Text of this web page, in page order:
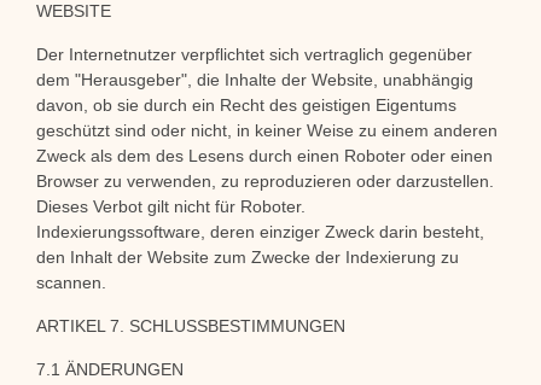
WEBSITE
Der Internetnutzer verpflichtet sich vertraglich gegenüber
dem "Herausgeber", die Inhalte der Website, unabhängig
davon, ob sie durch ein Recht des geistigen Eigentums
geschützt sind oder nicht, in keiner Weise zu einem anderen
Zweck als dem des Lesens durch einen Roboter oder einen
Browser zu verwenden, zu reproduzieren oder darzustellen.
Dieses Verbot gilt nicht für Roboter.
Indexierungssoftware, deren einziger Zweck darin besteht,
den Inhalt der Website zum Zwecke der Indexierung zu
scannen.
ARTIKEL 7. SCHLUSSBESTIMMUNGEN
7.1 ÄNDERUNGEN